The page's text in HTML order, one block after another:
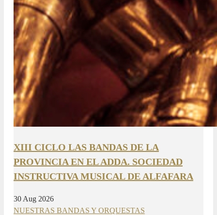
XIII CICLO LAS BANDAS DE LA
PROVINCIA EN EL ADDA. SOCIEDAD
INSTRUCTIVA MUSICAL DE ALFAFARA
30 Aug 2026
NUESTRAS BANDAS Y ORQUESTAS